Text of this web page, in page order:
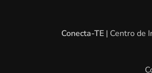
Conecta-TE | Centro de